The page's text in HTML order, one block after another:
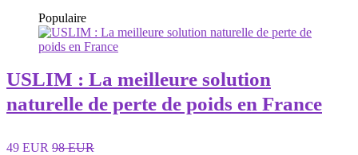
Populaire
USLIM : La meilleure solution
naturelle de perte de poids en France
49 EUR 98 EUR